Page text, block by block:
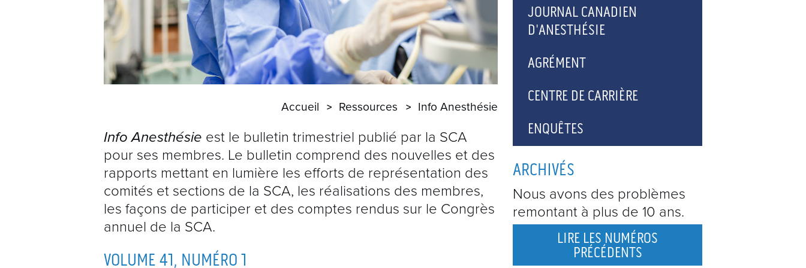
Accueil Ressources Info Anesthésie
Info Anesthésie est le bulletin trimestriel publié par la SCA
pour ses membres. Le bulletin comprend des nouvelles et des
rapports mettant en lumière les efforts de représentation des
comités et sections de la SCA, les réalisations des membres,
les façons de participer et des comptes rendus sur le Congrès
annuel de la SCA.
VOLUME 41, NUMÉRO 1
JOURNAL CANADIEN
D'ANESTHÉSIE
ARTICLES DU JCA -
AGRÉMENT
CENTRE DE CARRIÈRE
POSTES À POURVOIR
UNE CARRIÈRE EN
ANESTHÉSIOLOGIE
ENQUÊTES
ARCHIVÉS
Nous avons des problèmes
remontant à plus de 10 ans.
LIRE LES NUMÉROS
PRÉCÉDENTS